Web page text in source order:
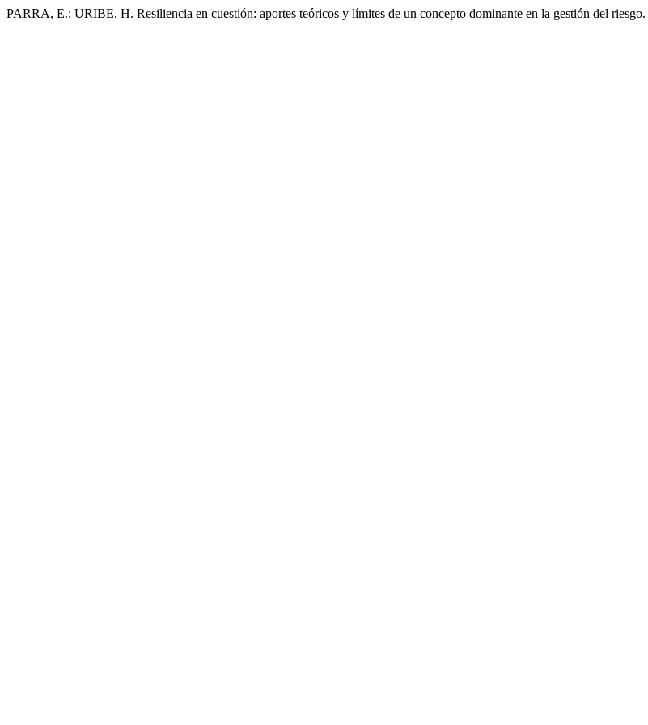
PARRA, E.; URIBE, H. Resiliencia en cuestión: aportes teóricos y límites de un concepto dominante en la gestión del riesgo.